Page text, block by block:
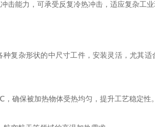
击能力，可承受反复冷热冲击，适应复杂工业
复杂形状的中尺寸工件，安装灵活，尤其
确保被加热物体受热均匀，提升工艺稳定性。